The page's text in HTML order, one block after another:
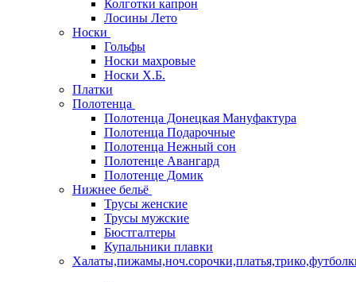
Колготки капрон
Лосины Лето
Носки
Гольфы
Носки махровые
Носки Х.Б.
Платки
Полотенца
Полотенца Донецкая Мануфактура
Полотенца Подарочные
Полотенца Нежный сон
Полотенце Авангард
Полотенце Домик
Нижнее бельё
Трусы женские
Трусы мужские
Бюстгалтеры
Купальники плавки